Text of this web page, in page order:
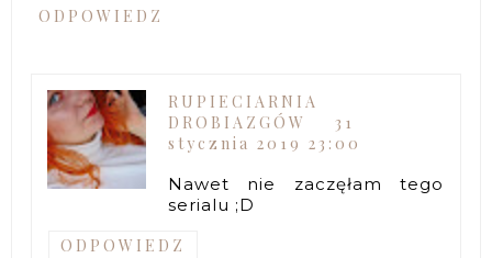
ODPOWIEDZ
RUPIECIARNIA
DROBIAZGÓW
31
stycznia 2019 23:00
Nawet nie zaczęłam tego
serialu ;D
ODPOWIEDZ